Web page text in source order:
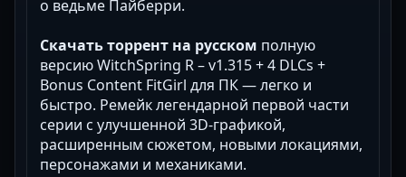
о ведьме Пайберри.
Скачать торрент на русском полную
версию WitchSpring R – v1.315 + 4 DLCs +
Bonus Content FitGirl для ПК — легко и
быстро. Ремейк легендарной первой части
серии с улучшенной 3D-графикой,
расширенным сюжетом, новыми локациями,
персонажами и механиками.